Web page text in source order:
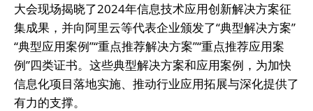
大会现场揭晓了2024年信息技术应用创新解决方案征
集成果，并向阿里云等代表企业颁发了“典型解决方案”
“典型应用案例”“重点推荐解决方案”“重点推荐应用案
例”四类证书。这些典型解决方案和应用案例，为加快
信息化项目落地实施、推动行业应用拓展与深化提供了
有力的支撑。